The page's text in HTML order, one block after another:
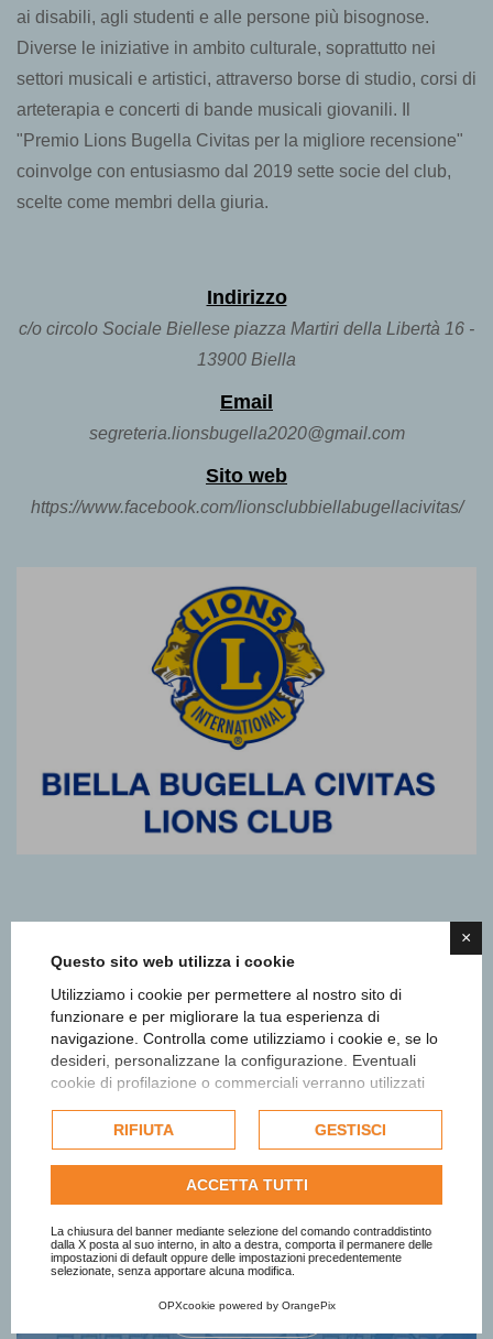
×
Questo sito web utilizza i cookie
Utilizziamo i cookie per permettere al nostro sito di
funzionare e per migliorare la tua esperienza di
navigazione. Controlla come utilizziamo i cookie e, se lo
desideri, personalizzane la configurazione. Eventuali
cookie di profilazione o commerciali verranno utilizzati
dell'utente e, se consentito, potrebbero essere utilizzati
per personalizzare gli annunci pubblicitari. Per ulteriori
informazioni su come Google utilizza i dati raccolti,
politica sulla privacy di Google
Consulta l'informativa cookie completa.
RIFIUTA GESTISCI
ACCETTA TUTTI
La chiusura del banner mediante selezione del comando contraddistinto
dalla X posta al suo interno, in alto a destra, comporta il permanere delle
impostazioni di default oppure delle impostazioni precedentemente
selezionate, senza apportare alcuna modifica.
OPXcookie powered by OrangePix
ai disabili, agli studenti e alle persone più bisognose.
Diverse le iniziative in ambito culturale, soprattutto nei
settori musicali e artistici, attraverso borse di studio, corsi di
arteterapia e concerti di bande musicali giovanili. Il
"Premio Lions Bugella Civitas per la migliore recensione"
coinvolge con entusiasmo dal 2019 sette socie del club,
scelte come membri della giuria.
Indirizzo
c/o circolo Sociale Biellese piazza Martiri della Libertà 16 -
13900 Biella
Email
segreteria.lionsbugella2020@gmail.com
Sito web
https://www.facebook.com/lionsclubbiellabugellacivitas/
Iscriviti alla newsletter
Ottieni informazioni e aggiornamenti
sul Premio
Iscriviti Subito